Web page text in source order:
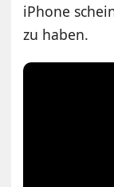
iPhone
zu haben.